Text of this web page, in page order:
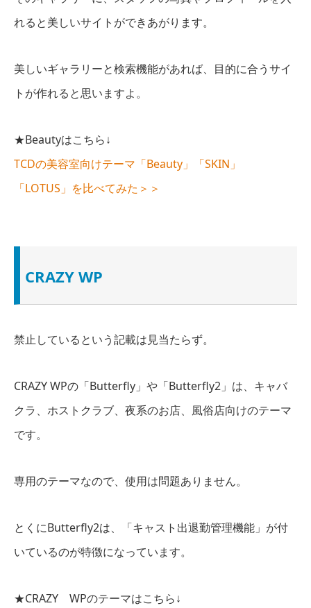
れると美しいサイトができあがります。
美しいギャラリーと検索機能があれば、目的に合うサイ
トが作れると思いますよ。
★Beautyはこちら↓
TCDの美容室向けテーマ「Beauty」「SKIN」
「LOTUS」を比べてみた＞＞
CRAZY WP
禁止しているという記載は見当たらず。
CRAZY WPの「Butterfly」や「Butterfly2」は、キャバ
クラ、ホストクラブ、夜系のお店、風俗店向けのテーマ
です。
専用のテーマなので、使用は問題ありません。
とくにButterfly2は、「キャスト出退勤管理機能」が付
いているのが特徴になっています。
★CRAZY WPのテーマはこちら↓